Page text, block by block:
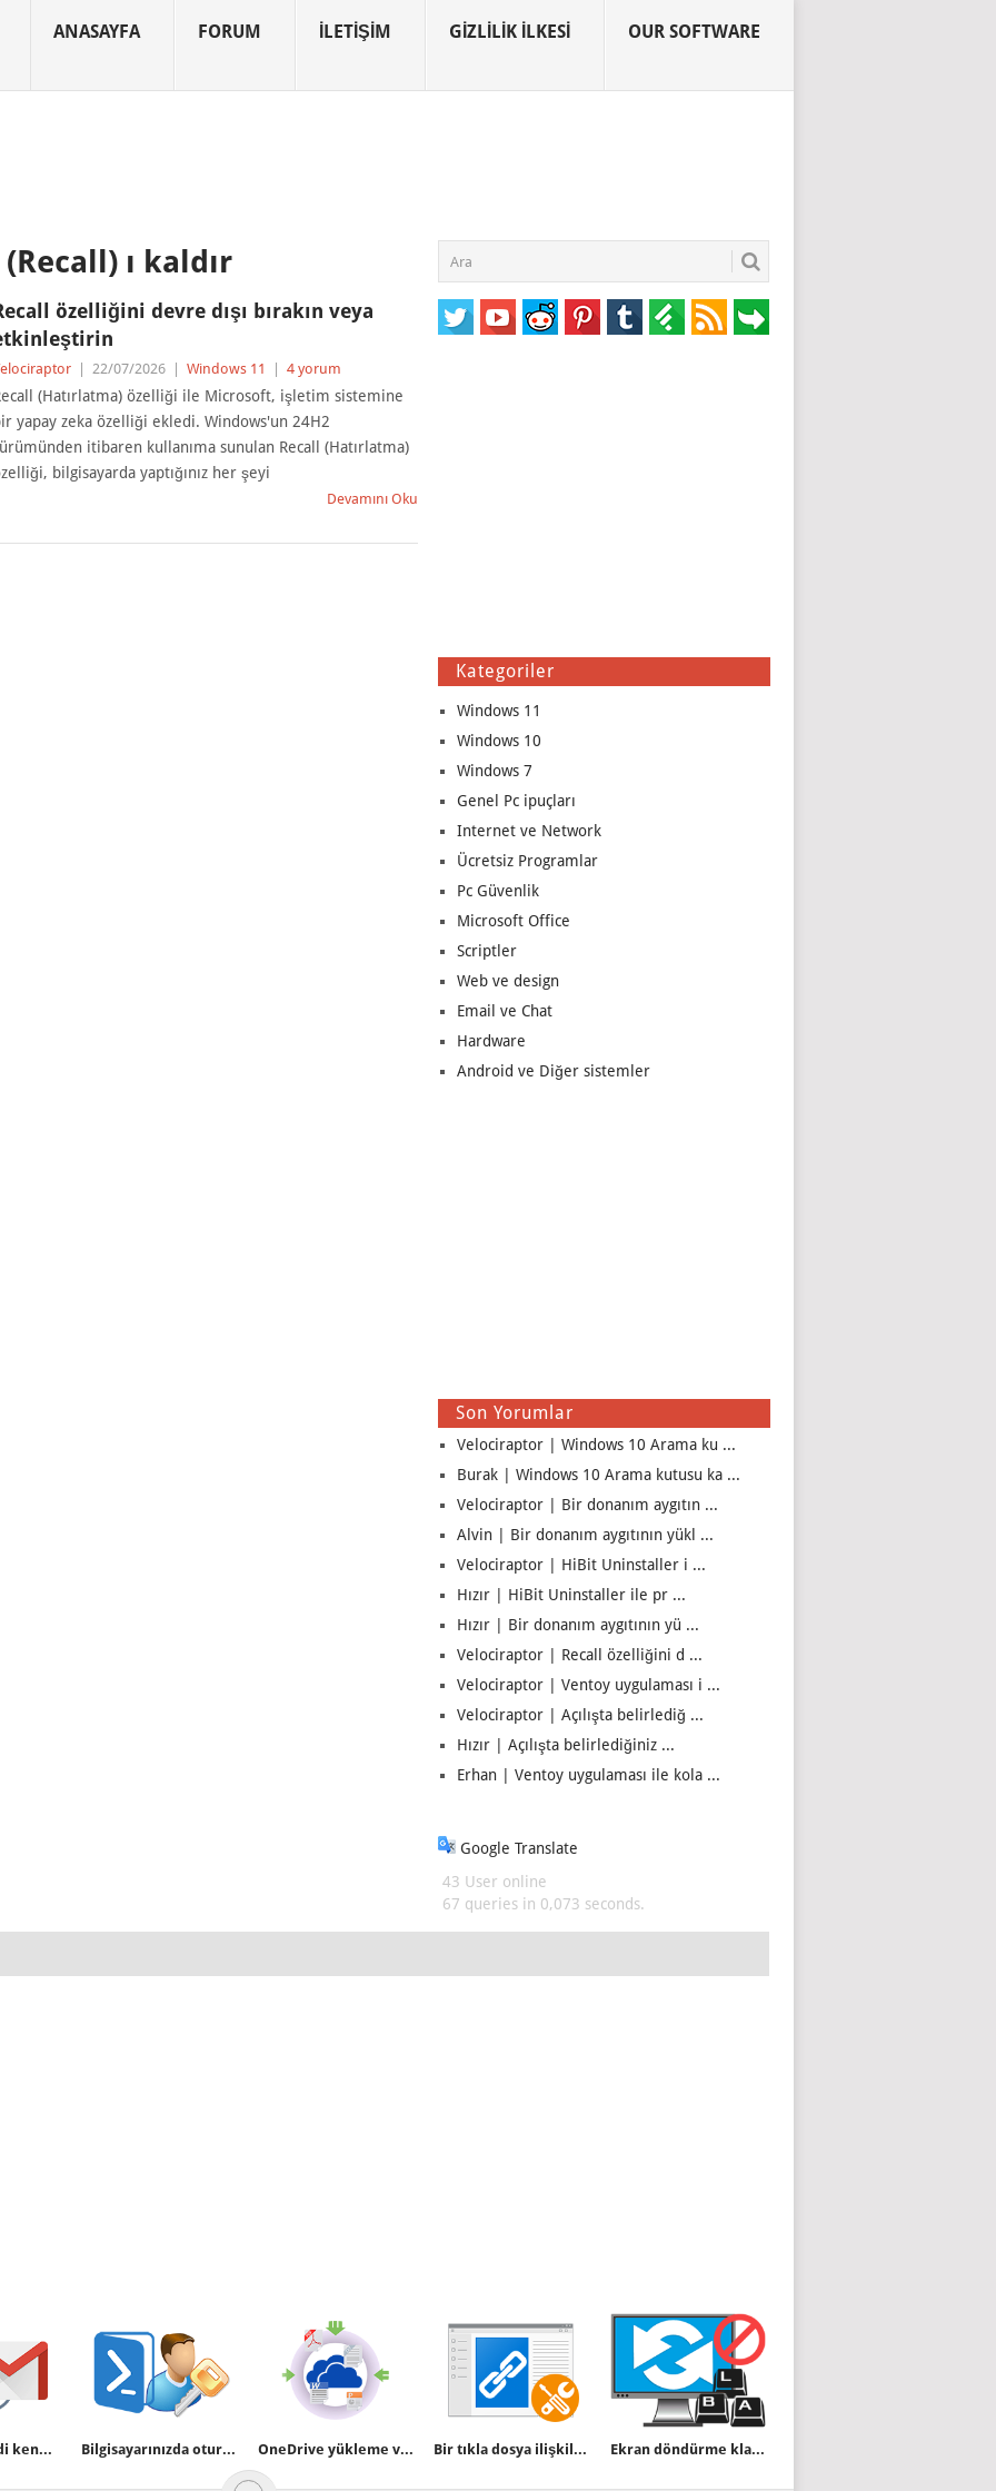
ANASAYFA FORUM İLETIŞIM GIZLILIK İLKESI OUR SOFTWARE
ı kaldır
özelliğini devre dışı bırakın veya
22/07/2026 Windows 11 4 yorum
(Hatırlatma) özelliği ile Microsoft, işletim sistemine
yapay zeka özelliği ekledi. Windows'un 24H2
itibaren kullanıma sunulan Recall (Hatırlatma)
bilgisayarda yaptığınız her şeyi
Devamını Oku
Kategoriler
Windows 11
Windows 10
Windows 7
Genel Pc ipuçları
Internet ve Network
Ücretsiz Programlar
Pc Güvenlik
Microsoft Office
Scriptler
Web ve design
Email ve Chat
Hardware
Android ve Diğer sistemler
Son Yorumlar
Velociraptor | Windows 10 Arama ku ...
Burak | Windows 10 Arama kutusu ka ...
Velociraptor | Bir donanım aygıtın ...
Alvin | Bir donanım aygıtının yükl ...
Velociraptor | HiBit Uninstaller i ...
Hızır | HiBit Uninstaller ile pr ...
Hızır | Bir donanım aygıtının yü ...
Velociraptor | Recall özelliğini d ...
Velociraptor | Ventoy uygulaması i ...
Velociraptor | Açılışta belirlediğ ...
Hızır | Açılışta belirlediğiniz ...
Erhan | Ventoy uygulaması ile kola ...
Google Translate
43 User online
67 queries in 0,073 seconds.
Gmail ile kendi kendini yokeden email atalım Bilgisayarınızda oturum açanları programsız bulun OneDrive yükleme ve indirme hızını kısıtlayalım Bir tıkla dosya ilişkilendirmesini tamir edelim Ekran döndürme klavye kısayollarını devre dışı bırakın